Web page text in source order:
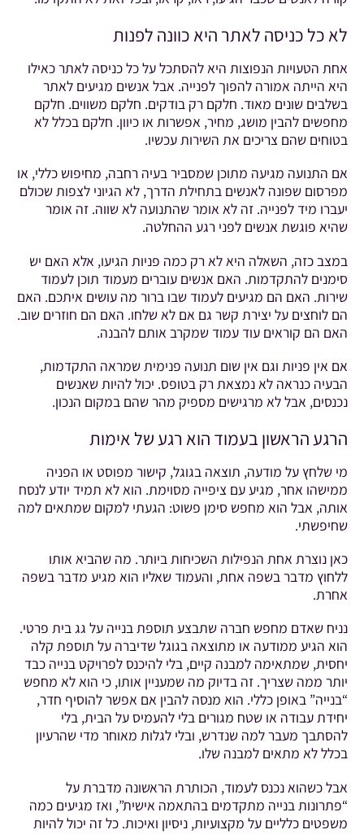
לא כל כניסה לאתר היא כוונה לפנות
אחת הטעויות הנפוצות היא להסתכל על כל כניסה לאתר כאילו
היא הייתה אמורה להפוך לפנייה. אבל אנשים מגיעים לאתר
בשלבים שונים מאוד. חלקם רק בודקים. חלקם משווים. חלקם
מחפשים להבין מושג, מחיר, אפשרות או כיוון. חלקם בכלל לא
בטוחים שהם צריכים את השירות עכשיו.
אם התנועה מגיעה מתוכן שמסביר בעיה רחבה, מחיפוש כללי, או
מפרסום שפונה לאנשים בתחילת הדרך, לא הגיוני לצפות שכולם
יעברו מיד לפנייה. זה לא אומר שהתנועה לא שווה. זה אומר
שהיא פוגשת אנשים לפני רגע ההחלטה.
במצב כזה, השאלה היא לא רק כמה פניות הגיעו, אלא האם יש
סימנים להתקדמות. האם אנשים עוברים מעמוד תוכן לעמוד
שירות. האם הם מגיעים לעמוד שבו ברור מה עושים איתכם. האם
הם לוחצים על יצירת קשר גם אם לא שלחו. האם הם חוזרים שוב.
האם הם קוראים עוד עמוד שמקרב אותם להבנה.
אם אין פניות וגם אין שום תנועה פנימית שמראה התקדמות,
הבעיה כנראה לא נמצאת רק בטופס. יכול להיות שאנשים
נכנסים, אבל לא מרגישים מספיק מהר שהם במקום הנכון.
הרגע הראשון בעמוד הוא רגע של אימות
מי שלחץ על מודעה, תוצאה בגוגל, קישור מפוסט או הפניה
ממישהו אחר, מגיע עם ציפייה מסוימת. הוא לא תמיד יודע לנסח
אותה, אבל הוא מחפש סימן פשוט: הגעתי למקום שמתאים למה
שחיפשתי.
כאן נוצרת אחת הנפילות השכיחות ביותר. מה שהביא אותו
ללחוץ מדבר בשפה אחת, והעמוד שאליו הוא מגיע מדבר בשפה
אחרת.
נניח שאדם מחפש חברה שתבצע תוספת בנייה על גג בית פרטי.
הוא הגיע ממודעה או מתוצאה בגוגל שדיברה על תוספת קלה
יחסית, שמתאימה למבנה קיים, בלי להיכנס לפרויקט בנייה כבד
יותר ממה שצריך. זה בדיוק מה שמעניין אותו, כי הוא לא מחפש
“בנייה” באופן כללי. הוא מנסה להבין אם אפשר להוסיף חדר,
יחידת עבודה או שטח מגורים בלי להעמיס על הבית, בלי
להסתבך מעבר למה שנדרש, ובלי לגלות מאוחר מדי שהרעיון
בכלל לא מתאים למבנה שלו.
אבל כשהוא נכנס לעמוד, הכותרת הראשונה מדברת על
“פתרונות בנייה מתקדמים בהתאמה אישית”, ואז מגיעים כמה
משפטים כלליים על מקצועיות, ניסיון ואיכות. כל זה יכול להיות